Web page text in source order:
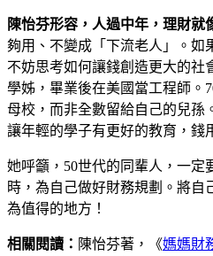
陳怡芬形容，人過中年，理財就
夠用、不變成「下流老人」。如
不妨思考如何讓錢創造更大的社
學姊，畢業後在美國當工程師。
母校，而非全數留給自己的兒孫
讓年輕的學子有更好的教育，錢
她呼籲，50世代的同輩人，一定
時，為自己做好財務規劃。將自
為值得的地方！
相關閱讀： 陳怡芬著，《媽媽財